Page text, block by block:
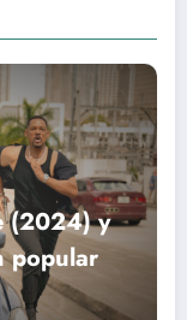
(2024) y
popular